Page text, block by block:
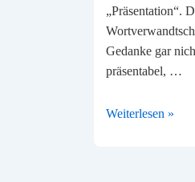
„Präsentation“.
Gedanke gar
präsentabel, …
Präsentieren
Weiterlesen »